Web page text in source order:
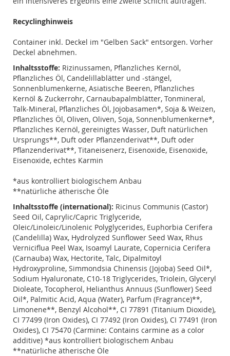
Recyclinghinweis
Container inkl. Deckel im "Gelben Sack" entsorgen. Vorher
Deckel abnehmen.
Inhaltsstoffe: Rizinussamen, Pflanzliches Kernöl,
Pflanzliches Öl, Candelillablätter und -stängel,
Sonnenblumenkerne, Asiatische Beeren, Pflanzliches
Kernöl & Zuckerrohr, Carnaubapalmblätter, Tonmineral,
Talk-Mineral, Pflanzliches Öl, Jojobasamen*, Soja & Weizen,
Pflanzliches Öl, Oliven, Oliven, Soja, Sonnenblumenkerne*,
Pflanzliches Kernöl, gereinigtes Wasser, Duft natürlichen
Ursprungs**, Duft oder Pflanzenderivat**, Duft oder
Pflanzenderivat**, Titaneisenerz, Eisenoxide, Eisenoxide,
Eisenoxide, echtes Karmin
*aus kontrolliert biologischem Anbau
**natürliche ätherische Öle
Inhaltsstoffe (international): Ricinus Communis (Castor)
Seed Oil, Caprylic/Capric Triglyceride,
Oleic/Linoleic/Linolenic Polyglycerides, Euphorbia Cerifera
(Candelilla) Wax, Hydrolyzed Sunflower Seed Wax, Rhus
Verniciflua Peel Wax, Isoamyl Laurate, Copernicia Cerifera
(Carnauba) Wax, Hectorite, Talc, Dipalmitoyl
Hydroxyproline, Simmondsia Chinensis (Jojoba) Seed Oil*,
Sodium Hyaluronate, C10-18 Triglycerides, Triolein, Glyceryl
Dioleate, Tocopherol, Helianthus Annuus (Sunflower) Seed
Oil*, Palmitic Acid, Aqua (Water), Parfum (Fragrance)**,
Limonene**, Benzyl Alcohol**, CI 77891 (Titanium Dioxide),
CI 77499 (Iron Oxides), CI 77492 (Iron Oxides), CI 77491 (Iron
Oxides), CI 75470 (Carmine: Contains carmine as a color
additive) *aus kontrolliert biologischem Anbau
**natürliche ätherische Öle